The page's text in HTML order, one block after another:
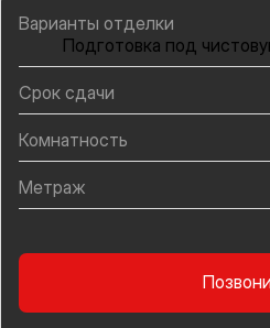
Варианты отделки
Подготовка под
Срок сдачи
Комнатность
Метраж